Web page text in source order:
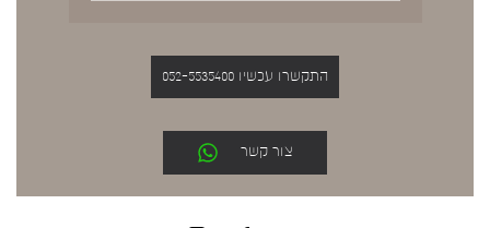
התקשרו עכשיו 052-5535400
צור קשר